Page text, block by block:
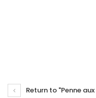
Return to "Penne